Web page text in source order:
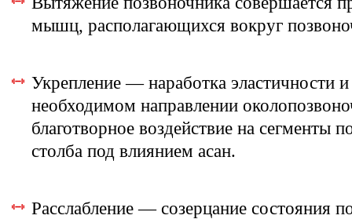
мышц, располагающихся вокруг
Укрепление — наработка эластичности и
необходимом направлении
благотворное воздействие на сегменты
столба под влиянием асан.
Расслабление — созерцание состояния